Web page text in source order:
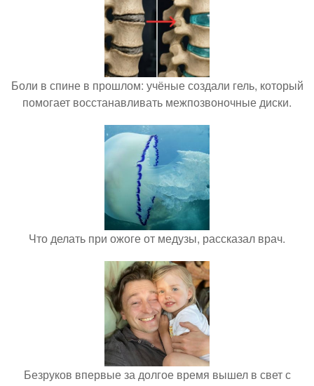
Боли в спине в прошлом: учёные создали гель, который
помогает восстанавливать межпозвоночные диски.
Что делать при ожоге от медузы, рассказал врач.
Безруков впервые за долгое время вышел в свет с